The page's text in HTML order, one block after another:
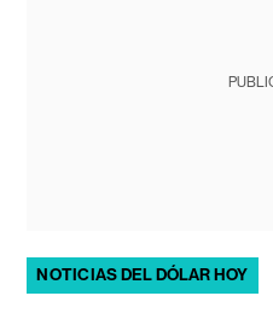
NOTICIAS DEL DÓLAR HOY